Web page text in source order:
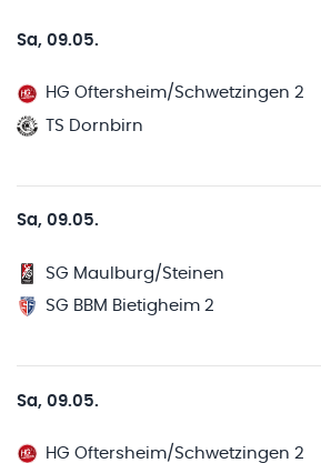
Sa, 09.05.
HG Oftersheim/Schwetzingen 2
TS Dornbirn
Sa, 09.05.
SG Maulburg/Steinen
SG BBM Bietigheim 2
Sa, 09.05.
HG Oftersheim/Schwetzingen 2